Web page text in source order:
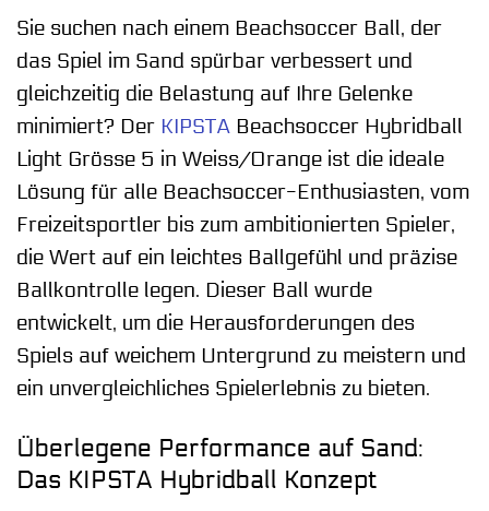
Sie suchen nach einem Beachsoccer Ball, der
das Spiel im Sand spürbar verbessert und
gleichzeitig die Belastung auf Ihre Gelenke
minimiert? Der KIPSTA Beachsoccer Hybridball
Light Grösse 5 in Weiss/Orange ist die ideale
Lösung für alle Beachsoccer-Enthusiasten, vom
Freizeitsportler bis zum ambitionierten Spieler,
die Wert auf ein leichtes Ballgefühl und präzise
Ballkontrolle legen. Dieser Ball wurde
entwickelt, um die Herausforderungen des
Spiels auf weichem Untergrund zu meistern und
ein unvergleichliches Spielerlebnis zu bieten.
Überlegene Performance auf Sand:
Das KIPSTA Hybridball Konzept